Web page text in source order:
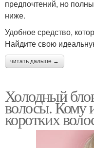
предпочтений, но
ниже.
Удобное средство,
Найдите свою
читать дальше →
Холодный
волосы. Кому
коротких